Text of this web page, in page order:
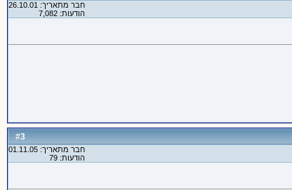
חבר מתאריך: 26.10.01
הודעות: 7,082
#
3
חבר מתאריך: 01.11.05
הודעות: 79